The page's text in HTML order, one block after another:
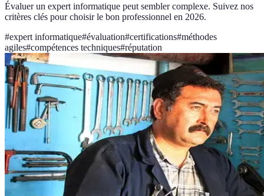
Évaluer un expert informatique peut sembler complexe. Suivez nos
critères clés pour choisir le bon professionnel en 2026.
#expert informatique#évaluation#certifications#méthodes
agiles#compétences techniques#réputation